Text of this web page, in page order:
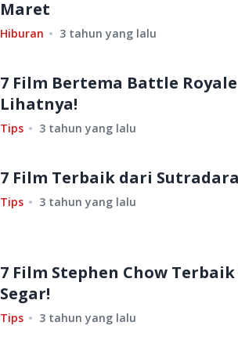
Maret
Hiburan 3 tahun yang lalu
7 Film Bertema Battle
Lihatnya!
Tips 3 tahun yang lalu
7 Film Terbaik dari
Tips 3 tahun yang lalu
7 Film Stephen Chow
Segar!
Tips 3 tahun yang lalu